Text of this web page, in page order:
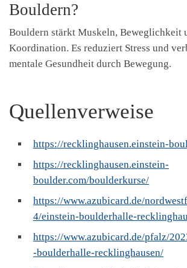
Bouldern?
Bouldern stärkt Muskeln, Beweglichkeit
Koordination. Es reduziert Stress und
mentale Gesundheit durch Bewegung.
Quellenverweise
https://recklinghausen.einstein-
https://recklinghausen.einstein-
boulder.com/boulderkurse/
https://www.azubicard.de/
4/einstein-boulderhalle-
https://www.azubicard.de/pfalz/
-boulderhalle-recklinghausen/